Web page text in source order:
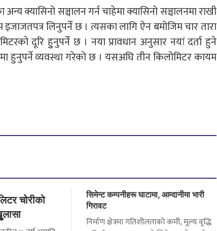
क्यासिनो सञ्चालन गर्न चाहेमा क्यासिनो सञ्चालनमा राखी
लिनुपर्ने छ । त्यसका लागि ऐन बमोजिम चार तारा
दूरि हुुनुपर्ने छ । नया प्रावधान अनुसार नयां दर्ता हुने
हुनुपर्ने व्यवस्था गरेको छ । यसअघि तीन किलोमिटर कायम
चोरीको
सिमेन्ट कम्पनीहरू घाटामा, आम्दानीमा भारी
गिरावट
निर्माण क्षेत्रमा गतिशीलताको कमी, मूल्य वृद्धि